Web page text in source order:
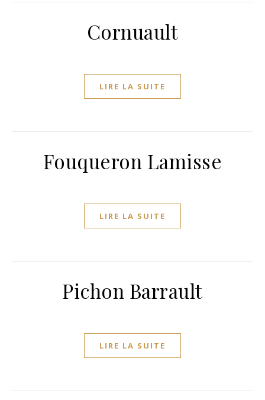
Cornuault
LIRE LA SUITE
Fouqueron Lamisse
LIRE LA SUITE
Pichon Barrault
LIRE LA SUITE